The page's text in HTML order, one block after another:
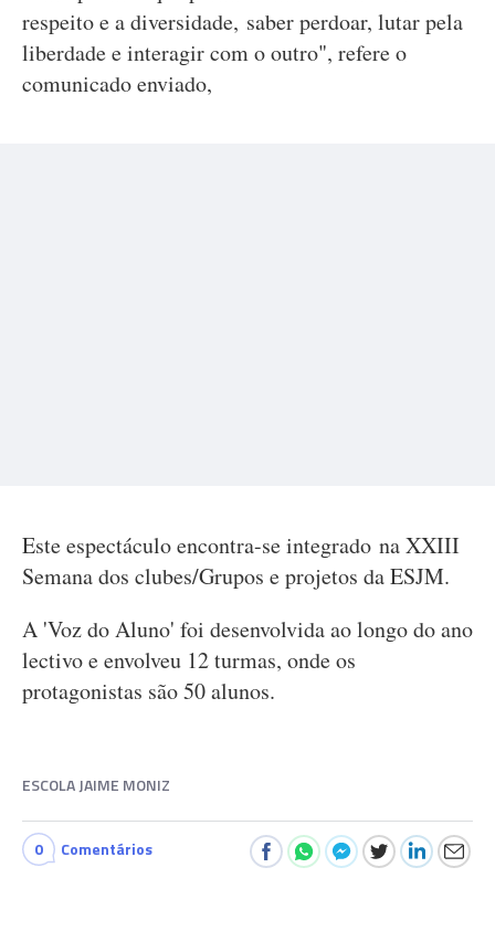
respeito e a diversidade, saber perdoar, lutar pela
liberdade e interagir com o outro", refere o
comunicado enviado,
Este espectáculo encontra-se integrado na XXIII
Semana dos clubes/Grupos e projetos da ESJM.
A 'Voz do Aluno' foi desenvolvida ao longo do ano
lectivo e envolveu 12 turmas, onde os
protagonistas são 50 alunos.
ESCOLA JAIME MONIZ
0 Comentários